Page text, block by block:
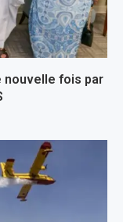
nouvelle fois par